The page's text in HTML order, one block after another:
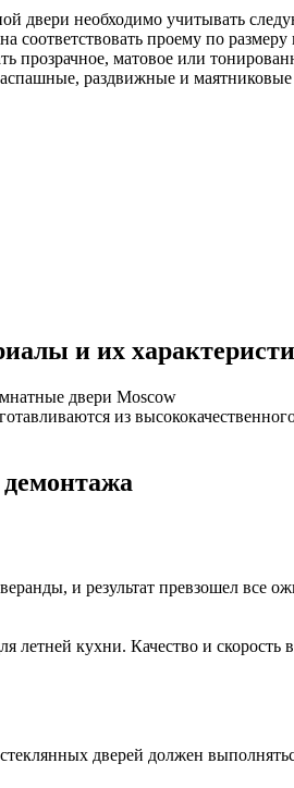
двери необходимо учитывать
соответствовать проему по
прозрачное, матовое или
раздвижные и
и их
из
и результат превзошел
летней кухни. Качество и
дверей должен